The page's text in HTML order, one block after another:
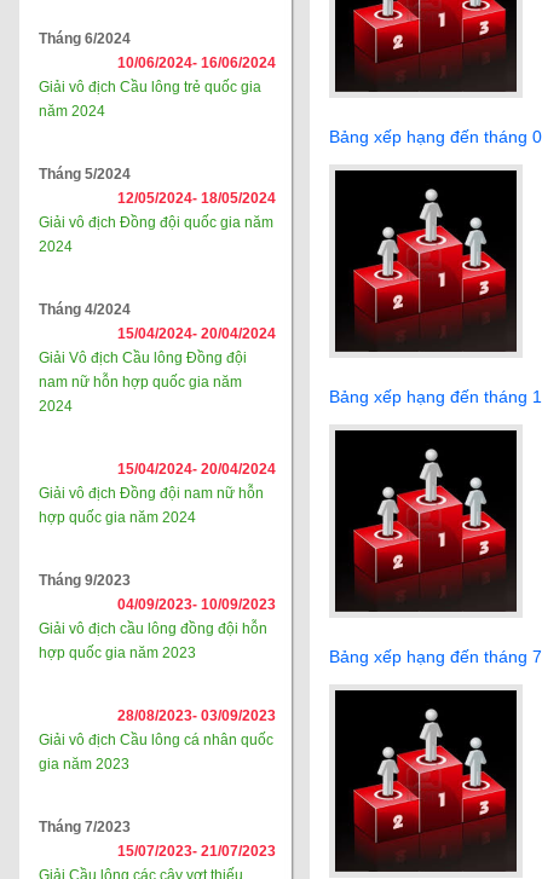
Tháng 6/2024
10/06/2024- 16/06/2024
Giải vô địch Cầu lông trẻ quốc gia
năm 2024
Tháng 5/2024
12/05/2024- 18/05/2024
Giải vô địch Đồng đội quốc gia năm
2024
Tháng 4/2024
15/04/2024- 20/04/2024
Giải Vô địch Cầu lông Đồng đội
nam nữ hỗn hợp quốc gia năm
2024
15/04/2024- 20/04/2024
Giải vô địch Đồng đội nam nữ hỗn
hợp quốc gia năm 2024
Tháng 9/2023
04/09/2023- 10/09/2023
Giải vô địch cầu lông đồng đội hỗn
hợp quốc gia năm 2023
28/08/2023- 03/09/2023
Giải vô địch Cầu lông cá nhân quốc
gia năm 2023
Tháng 7/2023
15/07/2023- 21/07/2023
Giải Cầu lông các cây vợt thiếu
Bảng xếp hạng đến tháng
Bảng xếp hạng đến tháng
Bảng xếp hạng đến tháng